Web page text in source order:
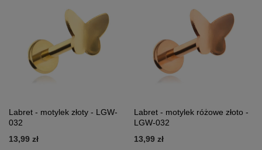
Labret - motylek złoty - LGW-
032
13,99 zł
Labret - motylek różowe złoto -
LGW-032
13,99 zł